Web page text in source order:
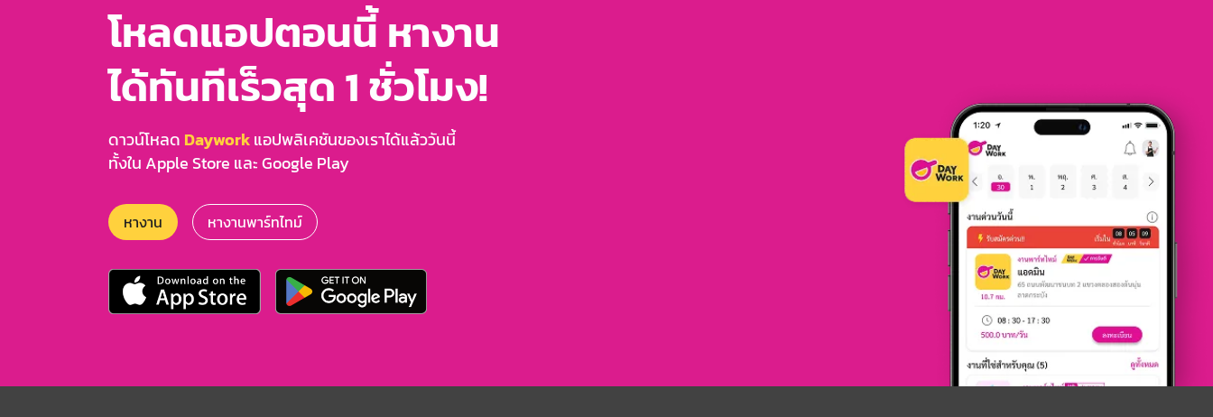
โหลดแอปตอนนี้ หางาน
ได้ทันทีเร็วสุด 1 ชั่วโมง!
ดาวน์โหลด Dayworkแอปพลิเคชันของเราได้แล้ววันนี้
ทั้งใน Apple Store และ Google Play
หางาน หางานพาร์ทไทม์